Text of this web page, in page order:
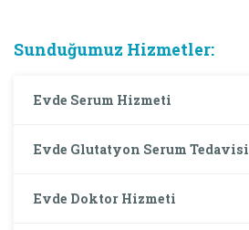
Sunduğumuz Hizmetler:
Evde Serum Hizmeti
Evde Glutatyon Serum Tedavisi
Evde Doktor Hizmeti